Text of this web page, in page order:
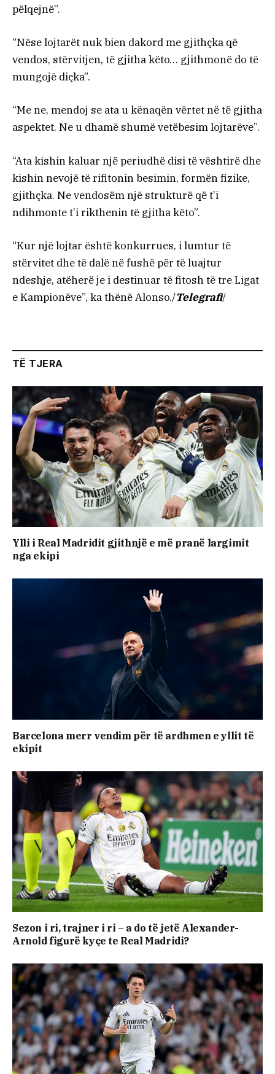
pëlqejnë”.
“Nëse lojtarët nuk bien dakord me gjithçka që
vendos, stërvitjen, të gjitha këto… gjithmonë do të
mungojë diçka”.
“Me ne, mendoj se ata u kënaqën vërtet në të gjitha
aspektet. Ne u dhamë shumë vetëbesim lojtarëve”.
“Ata kishin kaluar një periudhë disi të vështirë dhe
kishin nevojë të rifitonin besimin, formën fizike,
gjithçka. Ne vendosëm një strukturë që t’i
ndihmonte t’i rikthenin të gjitha këto”.
“Kur një lojtar është konkurrues, i lumtur të
stërvitet dhe të dalë në fushë për të luajtur
ndeshje, atëherë je i destinuar të fitosh të tre Ligat
e Kampionëve”, ka thënë Alonso./Telegrafi/
TË TJERA
Ylli i Real Madridit gjithnjë e më pranë largimit
nga ekipi
Barcelona merr vendim për të ardhmen e yllit të
ekipit
Sezon i ri, trajner i ri – a do të jetë Alexander-
Arnold figurë kyçe te Real Madridi?